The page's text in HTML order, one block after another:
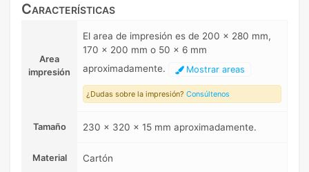
Características
Area
impresión
El area de impresión es de 200 x 280 mm,
170 x 200 mm o 50 x 6 mm
aproximadamente.
Mostrar areas
¿Dudas sobre la impresión? Consúltenos
Tamaño 230 x 320 x 15 mm aproximadamente.
Material Cartón